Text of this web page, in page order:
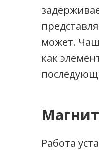
может.
как
Работа